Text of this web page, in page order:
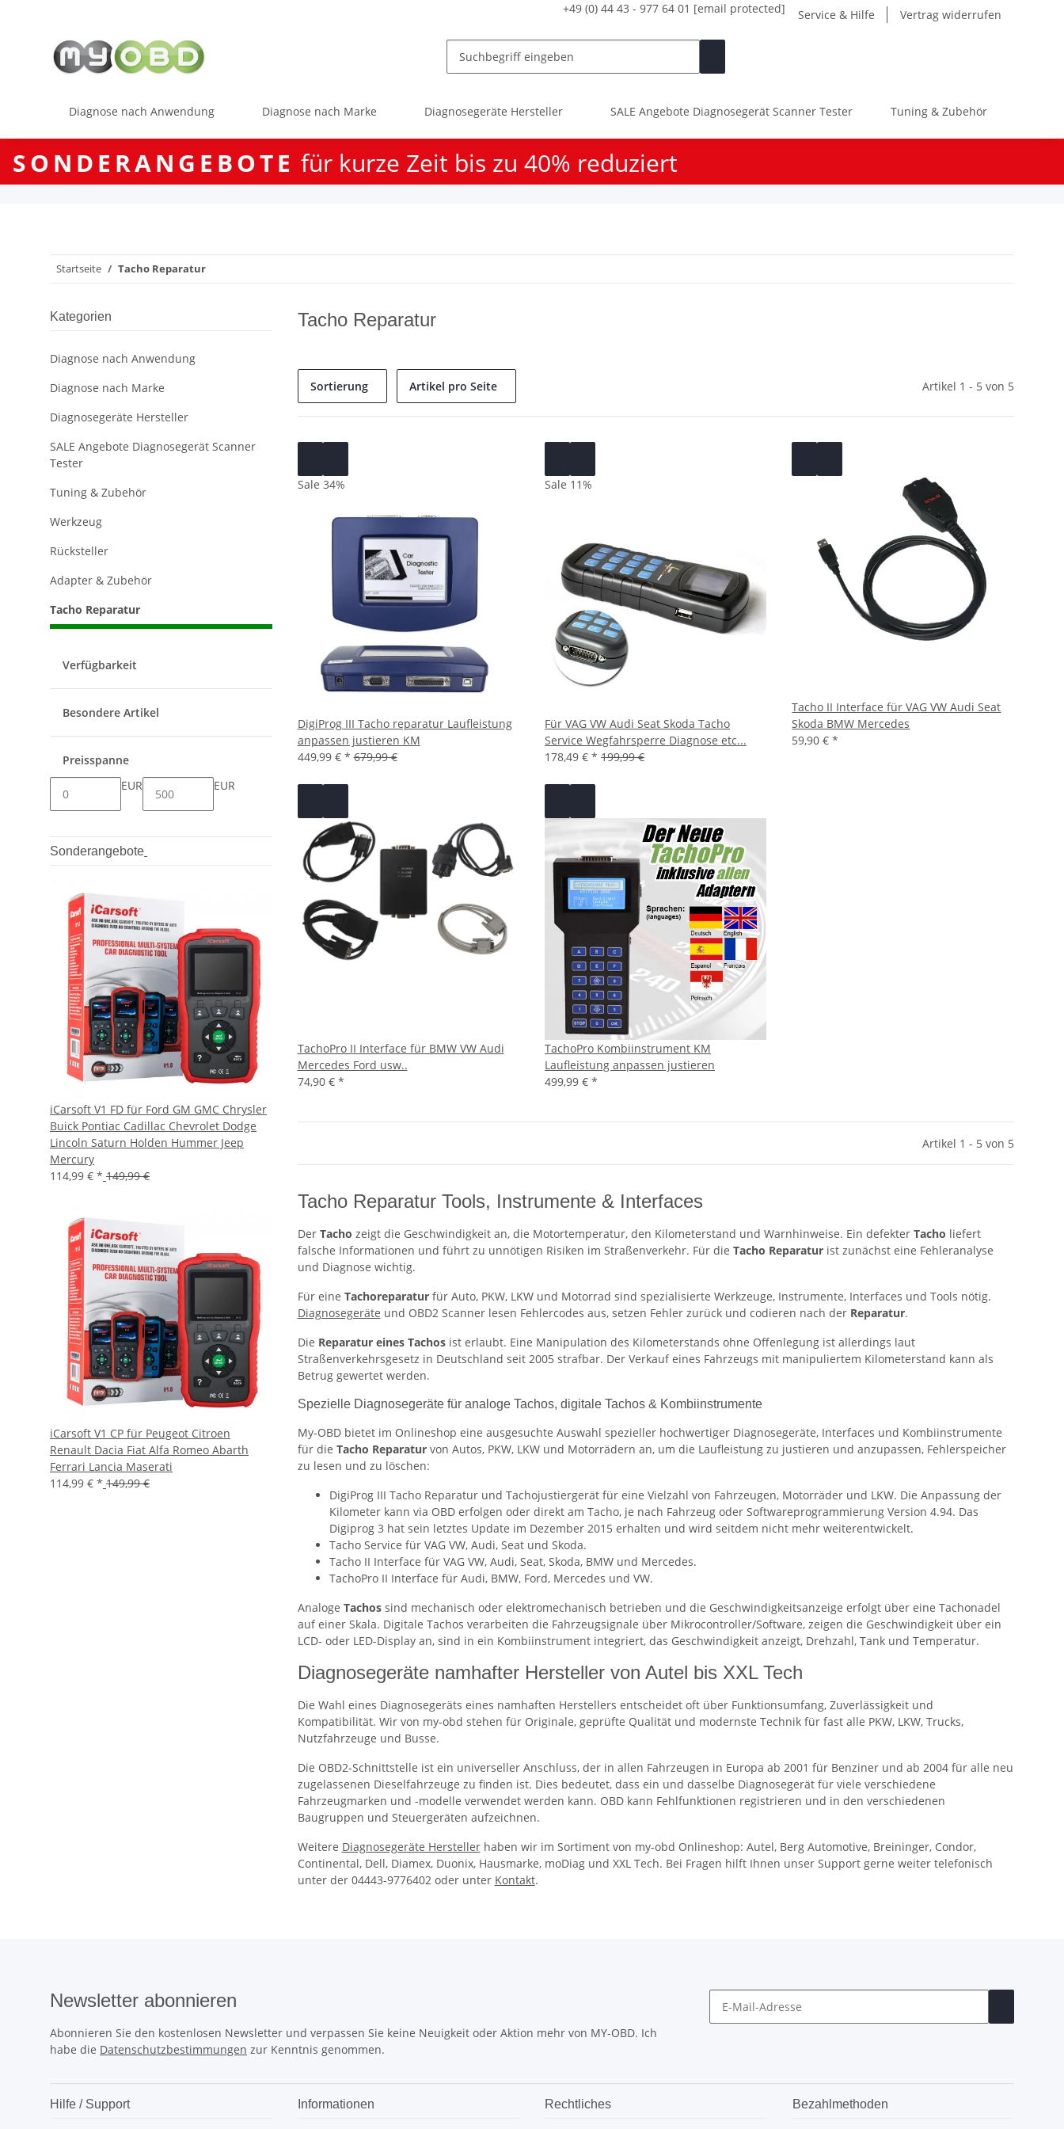
Service & Hilfe Vertrag widerrufen
+49 (0) 44 43 - 977 64 01 [email protected]
Diagnose nach Anwendung Diagnose nach Marke Diagnosegeräte Hersteller SALE Angebote Diagnosegerät Scanner Tester Tuning & Zubehör
SONDERANGEBOTE für kurze Zeit bis zu 40% reduziert
Startseite Tacho Reparatur
Tacho Reparatur
Sortierung Artikel pro Seite Artikel 1 - 5 von 5
Sale 34%
DigiProg III Tacho reparatur Laufleistung
anpassen justieren KM
449,99 € * 679,99 €
Sale 11%
Für VAG VW Audi Seat Skoda Tacho
Service Wegfahrsperre Diagnose etc...
178,49 € * 199,99 €
Tacho II Interface für VAG VW Audi Seat
Skoda BMW Mercedes
59,90 €*
TachoPro II Interface für BMW VW Audi
Mercedes Ford usw..
74,90 € *
TachoPro Kombiinstrument KM
Laufleistung anpassen justieren
499,99 € *
Artikel 1 - 5 von 5
Tacho Reparatur Tools, Instrumente & Interfaces
Der Tacho zeigt die Geschwindigkeit an, die Motortemperatur, den Kilometerstand und Warnhinweise. Ein defekter Tacho liefert
falsche Informationen und führt zu unnötigen Risiken im Straßenverkehr. Für die Tacho Reparatur ist zunächst eine Fehleranalyse
und Diagnose wichtig.
Für eine Tachoreparaturfür Auto, PKW, LKW und Motorrad sind spezialisierte Werkzeuge, Instrumente, Interfaces und Tools nötig.
Diagnosegeräte und OBD2 Scanner lesen Fehlercodes aus, setzen Fehler zurück und codieren nach der Reparatur.
Die Reparatur eines Tachosist erlaubt. Eine Manipulation des Kilometerstands ohne Offenlegung ist allerdings laut
Straßenverkehrsgesetz in Deutschland seit 2005 strafbar. Der Verkauf eines Fahrzeugs mit manipuliertem Kilometerstand kann als
Betrug gewertet werden.
Spezielle Diagnosegeräte für analoge Tachos, digitale Tachos & Kombiinstrumente
My-OBD bietet im Onlineshop eine ausgesuchte Auswahl spezieller hochwertiger Diagnosegeräte, Interfaces und Kombiinstrumente
für die Tacho Reparaturvon Autos, PKW, LKW und Motorrädern an, um die Laufleistung zu justieren und anzupassen, Fehlerspeicher
zu lesen und zu löschen:
DigiProg III Tacho Reparatur und Tachojustiergerät für eine Vielzahl von Fahrzeugen, Motorräder und LKW. Die Anpassung der
Kilometer kann via OBD erfolgen oder direkt am Tacho, je nach Fahrzeug oder Softwareprogrammierung Version 4.94. Das
Digiprog 3 hat sein letztes Update im Dezember 2015 erhalten und wird seitdem nicht mehr weiterentwickelt.
Tacho Service für VAG VW, Audi, Seat und Skoda.
Tacho II Interface für VAG VW, Audi, Seat, Skoda, BMW und Mercedes.
TachoPro II Interface für Audi, BMW, Ford, Mercedes und VW.
Analoge Tachos sind mechanisch oder elektromechanisch betrieben und die Geschwindigkeitsanzeige erfolgt über eine Tachonadel
auf einer Skala. Digitale Tachos verarbeiten die Fahrzeugsignale über Mikrocontroller/Software, zeigen die Geschwindigkeit über ein
LCD- oder LED-Display an, sind in ein Kombiinstrument integriert, das Geschwindigkeit anzeigt, Drehzahl, Tank und Temperatur.
Diagnosegeräte namhafter Hersteller von Autel bis XXL Tech
Die Wahl eines Diagnosegeräts eines namhaften Herstellers entscheidet oft über Funktionsumfang, Zuverlässigkeit und
Kompatibilität. Wir von my-obd stehen für Originale, geprüfte Qualität und modernste Technik für fast alle PKW, LKW, Trucks,
Nutzfahrzeuge und Busse.
Die OBD2-Schnittstelle ist ein universeller Anschluss, der in allen Fahrzeugen in Europa ab 2001 für Benziner und ab 2004 für alle neu
zugelassenen Dieselfahrzeuge zu finden ist. Dies bedeutet, dass ein und dasselbe Diagnosegerät für viele verschiedene
Fahrzeugmarken und -modelle verwendet werden kann. OBD kann Fehlfunktionen registrieren und in den verschiedenen
Baugruppen und Steuergeräten aufzeichnen.
Weitere Diagnosegeräte Herstellerhaben wir im Sortiment von my-obd Onlineshop: Autel, Berg Automotive, Breininger, Condor,
Continental, Dell, Diamex, Duonix, Hausmarke, moDiag und XXL Tech. Bei Fragen hilft Ihnen unser Support gerne weiter telefonisch
unter der 04443-9776402 oder unter Kontakt.
Kategorien
Diagnose nach Anwendung
Diagnose nach Marke
Diagnosegeräte Hersteller
SALE Angebote Diagnosegerät Scanner
Tester
Tuning & Zubehör
Werkzeug
Rücksteller
Adapter & Zubehör
Tacho Reparatur
Verfügbarkeit
Besondere Artikel
Preisspanne
EUR
EUR
Sonderangebote
iCarsoft V1 FD für Ford GM GMC Chrysler
Buick Pontiac Cadillac Chevrolet Dodge
Lincoln Saturn Holden Hummer Jeep
Mercury
114,99 € * 149,99 €
iCarsoft V1 CP für Peugeot Citroen
Renault Dacia Fiat Alfa Romeo Abarth
Ferrari Lancia Maserati
114,99 € * 149,99 €
Newsletter abonnieren
Abonnieren Sie den kostenlosen Newsletter und verpassen Sie keine Neuigkeit oder Aktion mehr von MY-OBD. Ich
habe die Datenschutzbestimmungen zur Kenntnis genommen.
Hilfe / Support Informationen Rechtliches Bezahlmethoden